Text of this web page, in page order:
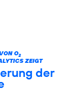
O2
ZEIGT
der